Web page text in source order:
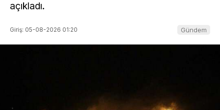
açıkladı.
Giriş: 05-08-2026 01:20 Gündem